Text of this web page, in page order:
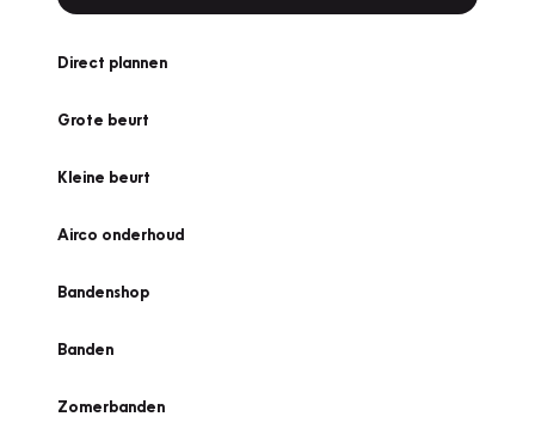
Direct plannen
Grote beurt
Kleine beurt
Airco onderhoud
Bandenshop
Banden
Zomerbanden